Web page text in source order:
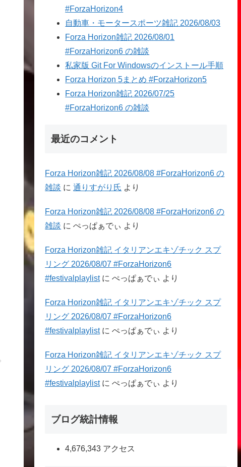
#ForzaHorizon4
自動車・モータースポーツ雑記 2026/08/03
Forza Horizon雑記 2026/08/01
#ForzaHorizon6 の雑談
私家版 Git For Windowsのインストール手順
Forza Horizon 5まとめ #ForzaHorizon5
Forza Horizon雑記 2026/07/25
#ForzaHorizon6 の雑談
最近のコメント
Forza Horizon雑記 2026/08/08 #ForzaHorizon6 の
雑談 に通りすがり氏 より
Forza Horizon雑記 2026/08/08 #ForzaHorizon6 の
雑談 にぺっぱぁでぃ より
Forza Horizon雑記 イタリアンエキゾチック スプ
リング 2026/08/07 #ForzaHorizon6
#festivalplaylistにぺっぱぁでぃ より
Forza Horizon雑記 イタリアンエキゾチック スプ
リング 2026/08/07 #ForzaHorizon6
#festivalplaylistにぺっぱぁでぃ より
Forza Horizon雑記 イタリアンエキゾチック スプ
リング 2026/08/07 #ForzaHorizon6
#festivalplaylistにぺっぱぁでぃ より
ブログ統計情報
4,676,343 アクセス